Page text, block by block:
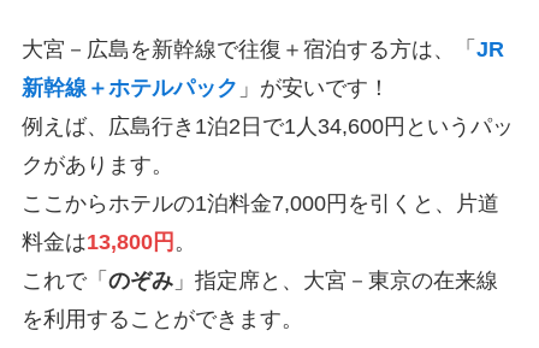
大宮－広島を新幹線で往復＋宿泊する方は、「 JR
新幹線＋ホテルパック 」が安いです！
例えば、広島行き1泊2日で1人34,600円というパッ
クがあります。
ここからホテルの1泊料金7,000円を引くと、片道
料金は13,800円 。
これで「 のぞみ」指定席と、大宮－東京の在来線
を利用することができます。